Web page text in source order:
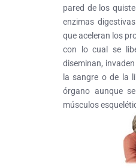
pared de los
enzimas
que aceleran los
con lo cual se
diseminan,
la sangre o de la
órgano aunque
músculos